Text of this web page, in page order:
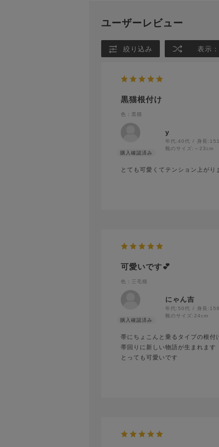
ユーザーレビュー
絞り込み 表示
黒猫根付け
色：黒猫
y
年代:40代 身長:
靴のサイズ: ～23cm
とても可愛くてテンション上がり
可愛いです💕
色：三毛猫
にゃん吉
年代: 50代 身長:
靴のサイズ: 24cm
帯にちょこんと乗るタイプの根付
帯回りに新しい物語が生まれます
とっても可愛いです